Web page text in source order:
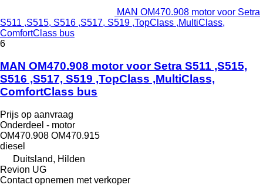
MAN OM470.908 motor voor Setra
S511 ,S515, S516 ,S517, S519 ,TopClass ,MultiClass,
ComfortClass bus
6
MAN OM470.908 motor voor Setra S511 ,S515,
S516 ,S517, S519 ,TopClass ,MultiClass,
ComfortClass bus
Prijs op aanvraag
Onderdeel - motor
OM470.908 OM470.915
diesel
Duitsland, Hilden
Revion UG
Contact opnemen met verkoper